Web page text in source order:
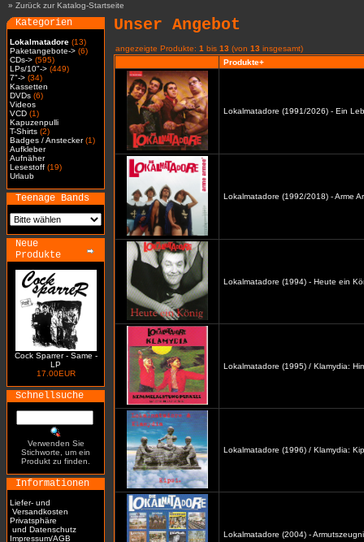
» Zurück zur Katalog-Startseite
Kategorien
Lokalmatadore (13)
Paketangebote-> (6)
CDs-> (595)
LPs/10"-> (449)
7"-> (34)
Kassetten
DVDs (6)
Videos
VCD (1)
Kapuzenpulli
T-Shirts (2)
Badges / Anstecker(1)
Aufkleber
Aufnäher
Lesestoff (19)
Urlaub
Teenage Bands
Neue
Produkte
Cock Sparrer - Same -
LP
17.00EUR
Schnellsuche
Verwenden Sie
Stichworte, um ein
Produkt zu finden.
Informationen
Liefer- und
Versandkosten
Privatsphäre
und Datenschutz
Impressum/AGB
Unser Angebot
angezeigte Produkte: 1 bis 13 (von 13 insgesamt)
Produkte+
Lokalmatadore (1991/2026) - Ein
Lokalmatadore (1992/2018) - Arme
Lokalmatadore (1994) - Heute ein
Lokalmatadore (1995) / Klamydia:
Lokalmatadore (1996) / Klamydia:
Lokalmatadore (2004) -